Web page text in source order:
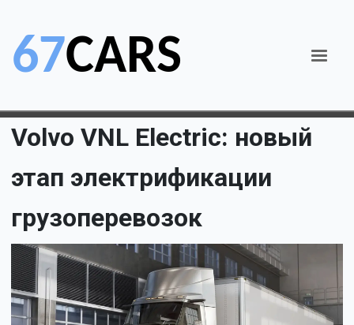
Volvo VNL Electric: новый
этап электрификации
грузоперевозок